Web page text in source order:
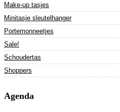
Make-up tasjes
Minitasje sleutelhanger
Portemonneetjes
Sale!
Schoudertas
Shoppers
Agenda